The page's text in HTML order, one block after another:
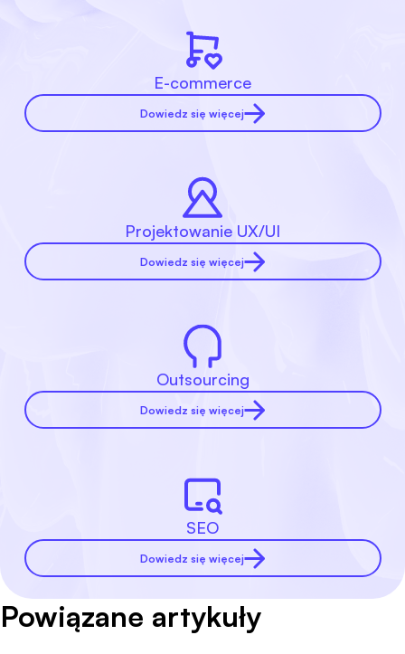
E-commerce
Dowiedz się więcej
Projektowanie UX/UI
Dowiedz się więcej
Outsourcing
Dowiedz się więcej
SEO
Dowiedz się więcej
Powiązane artykuły